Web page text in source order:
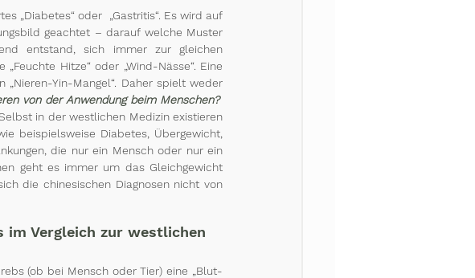
„Diabetes“ oder  „Gastritis“. Es wird auf
geachtet – darauf welche Muster
entstand, sich immer zur gleichen
Hitze“ oder „Wind-Nässe“. Eine
„Nieren-Yin-Mangel“. Daher spielt weder
von der Anwendung beim Menschen?
in der westlichen Medizin existieren
beispielsweise Diabetes, Übergewicht,
die nur ein Mensch oder nur ein
geht es immer um das Gleichgewicht
die chinesischen Diagnosen nicht von
im Vergleich zur westlichen
(ob bei Mensch oder Tier) eine „Blut-